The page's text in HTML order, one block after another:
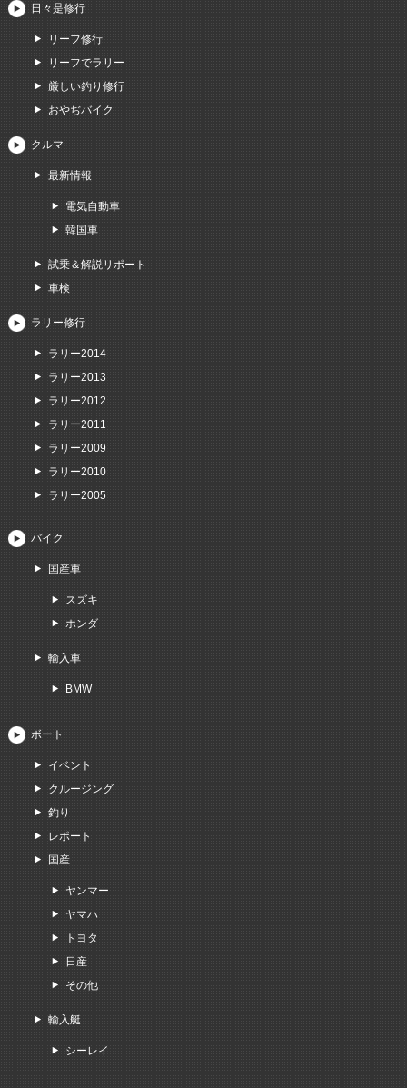
日々是修行
リーフ修行
リーフでラリー
厳しい釣り修行
おやぢバイク
クルマ
最新情報
電気自動車
韓国車
試乗＆解説リポート
車検
ラリー修行
ラリー2014
ラリー2013
ラリー2012
ラリー2011
ラリー2009
ラリー2010
ラリー2005
バイク
国産車
スズキ
ホンダ
輸入車
BMW
ボート
イベント
クルージング
釣り
レポート
国産
ヤンマー
ヤマハ
トヨタ
日産
その他
輸入艇
シーレイ